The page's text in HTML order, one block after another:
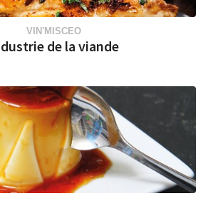
VIN'MISCEO
de la viande